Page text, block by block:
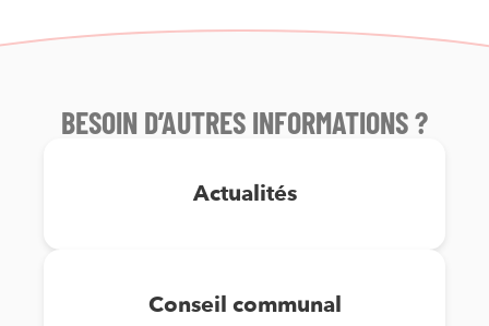
BESOIN D’AUTRES INFORMATIONS ?
Actualités
Conseil communal